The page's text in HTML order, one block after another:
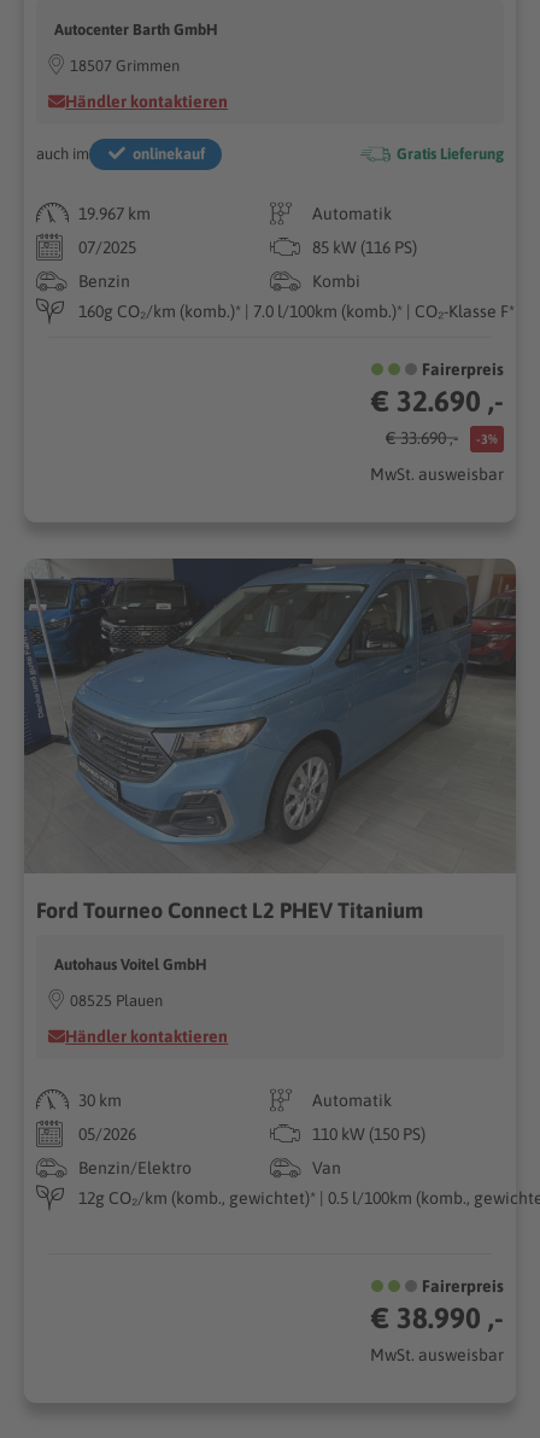
Autocenter Barth GmbH
18507 Grimmen
Händler kontaktieren
auch im onlinekauf Gratis Lieferung
19.967 km
Automatik
07/2025
85 kW (116 PS)
Benzin
Kombi
160g CO₂/km (komb.)* | 7.0 l/100km (komb.)* | CO₂-Klasse F*
Fairerpreis
€ 32.690 ,-
€ 33.690 ,- -3%
MwSt. ausweisbar
Ford Tourneo Connect L2 PHEV Titanium
Autohaus Voitel GmbH
08525 Plauen
Händler kontaktieren
30 km
Automatik
05/2026
110 kW (150 PS)
Benzin/Elektro
Van
12g CO₂/km (komb., gewichtet)* | 0.5 l/100km (komb.,
Fairerpreis
€ 38.990 ,-
MwSt. ausweisbar